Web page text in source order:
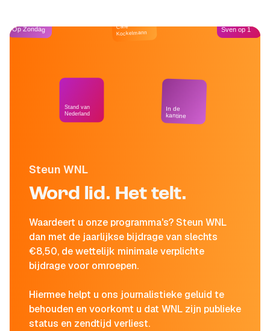
Steun WNL
Word lid. Het telt.
Waardeert u onze programma's? Steun WNL
dan met de jaarlijkse bijdrage van slechts
€8,50, de wettelijk minimale verplichte
bijdrage voor omroepen.
Hiermee helpt u ons journalistieke geluid te
behouden en voorkomt u dat WNL zijn publieke
status en zendtijd verliest.
Op Zondag
Stand van
Nederland
Café
Kockelmann
In de
kantine
Sven op 1